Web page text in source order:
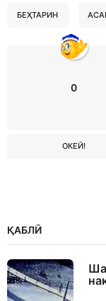
БЕҲТАРИН
0
ОКЕЙ!
ҚАБЛӢ